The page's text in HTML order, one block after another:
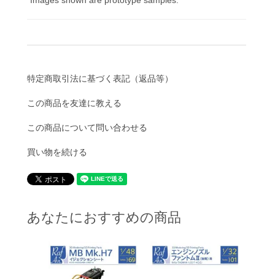
特定商取引法に基づく表記（返品等）
この商品を友達に教える
この商品について問い合わせる
買い物を続ける
あなたにおすすめの商品